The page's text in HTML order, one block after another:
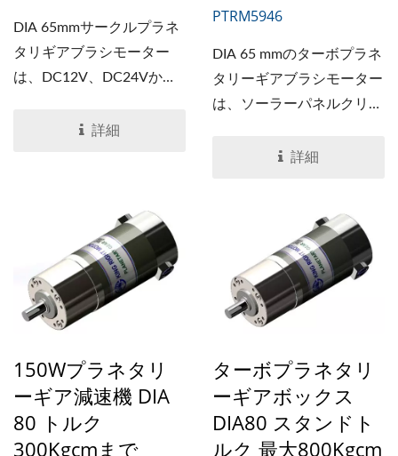
DIA 65mmサークルプラネ
タリギアブラシモーター
は、DC12V、DC24Vから
囲を提供します。
詳細
PTRM5946
DIA 65 mmのターボプラネ
タリーギアブラシモーター
は、ソーラーパネルクリー
テムなどの特殊な用途に最
ギア比、トルク、シャフト
寸法などの特別な要件があ
る場合にはカスタマイズす
ることができます。
詳細
150Wプラネタリ
ーギア減速機 DIA
80 トルク
300Kgcmまで
ターボプラネタリ
ーギアボックス
DIA80 スタンドト
ルク 最大800Kgcm